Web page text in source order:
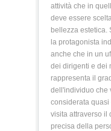
attività che in
deve essere
bellezza estetica.
la protagonista
anche che in un
dei dirigenti e dei
rappresenta il
dell'individuo che
considerata
visita attraverso il
precisa della